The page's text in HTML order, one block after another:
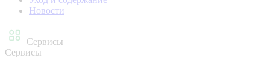
Новости
Сервисы
Сервисы